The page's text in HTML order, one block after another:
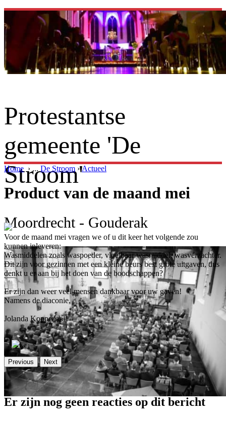
Protestantse
gemeente 'De
Stroom'
Moordrecht - Gouderak
Home › ... De Stroom ›Actueel
Product van de maand mei
Voor de maand mei vragen we of u dit keer het volgende zou
kunnen inleveren:
Wasmiddelen zoals waspoeder, vloeibaar wasmiddel, wasverzachter.
Dit zijn voor gezinnen met een kleine beurs best grote uitgaven, dus
denkt u er aan bij het doen van de boodschappen?
Er zijn dan weer veel mensen dankbaar voor uw gaven!
Namens de diaconie,
Jolanda Koppenaal
Previous Next
Er zijn nog geen reacties op dit bericht